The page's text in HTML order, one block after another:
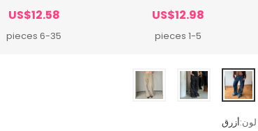
US$12.98
1-5 pieces
US$12.58
6-35 pieces
لون:أزرق